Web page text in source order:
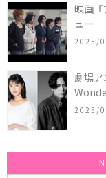
映画
ュー
2025/
劇場
ュー
2025/